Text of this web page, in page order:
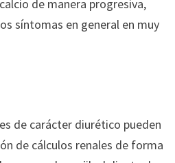
de manera progresiva,
síntomas en general en muy
de carácter diurético pueden
de cálculos renales de forma